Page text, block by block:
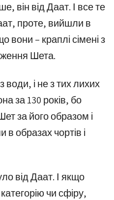
він від Даат. І все те
проте, вийшли в
вони – краплі сімені з
Шета.
і не з тих лихих
за 130 років, бо
за його образом і
образах чортів і
від Даат. І якщо
чи сфіру,